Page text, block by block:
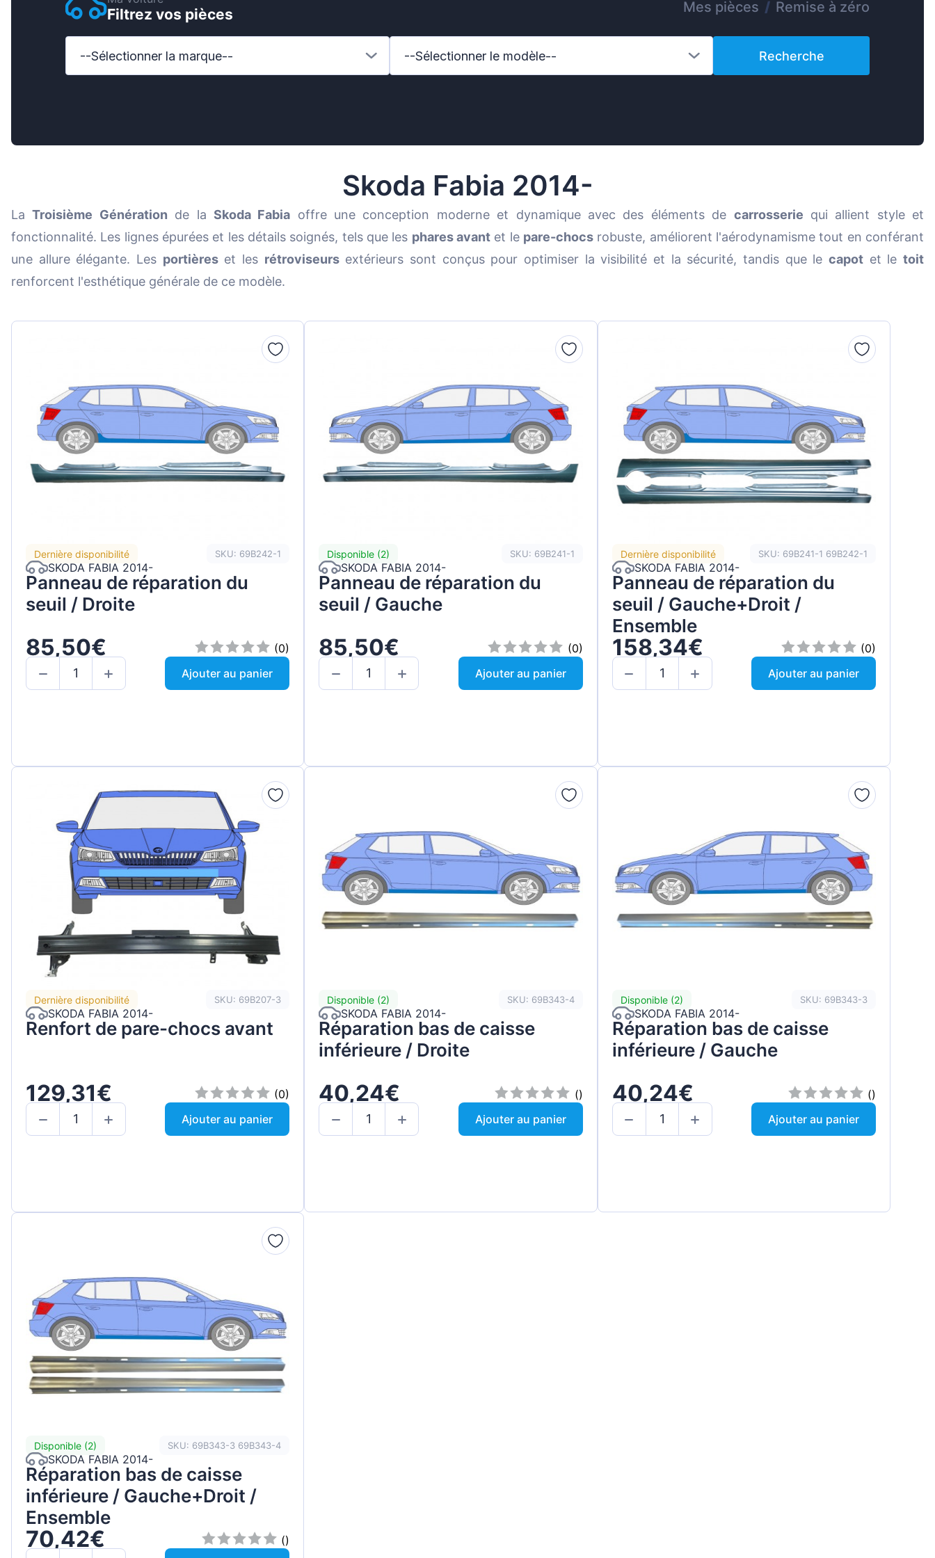
Magyar
Lietuvių
Hrvatski
Hyundai
Mazda
Mercedes-Benz
Peugeot
Renault
Suzuki
Filtrez vos pièces Mes pièces / Remise à zéro
--Sélectionner la marque-- --Sélectionner le modèle-- Recherche
Skoda Fabia 2014-
LaTroisième Génération de la Skoda Fabia offre une conception moderne et dynamique avec des éléments de carrosserie qui allient style et
fonctionnalité. Les lignes épurées et les détails soignés, tels que les phares avant et le pare-chocs robuste, améliorent l'aérodynamisme tout en conférant
une allure élégante. Les portièreset les rétroviseursextérieurs sont conçus pour optimiser la visibilité et la sécurité, tandis que lecapot et letoit
renforcent l'esthétique générale de ce modèle.
Dernière disponibilité SKU: 69B242-1
SKODA FABIA 2014-
Panneau de réparation du
seuil / Droite
85,50€
(0)
Ajouter au panier
Disponible (2) SKU: 69B241-1
SKODA FABIA 2014-
Panneau de réparation du
seuil / Gauche
85,50€
(0)
Ajouter au panier
Dernière disponibilité SKU: 69B241-1 69B242-1
SKODA FABIA 2014-
Panneau de réparation du
seuil / Gauche+Droit /
Ensemble
158,34€
(0)
Ajouter au panier
Dernière disponibilité SKU: 69B207-3
SKODA FABIA 2014-
Renfort de pare-chocs avant
129,31€
(0)
Ajouter au panier
Disponible (2) SKU: 69B343-4
SKODA FABIA 2014-
Réparation bas de caisse
inférieure / Droite
40,24€
()
Ajouter au panier
Disponible (2) SKU: 69B343-3
SKODA FABIA 2014-
Réparation bas de caisse
inférieure / Gauche
40,24€
()
Ajouter au panier
Disponible (2) SKU: 69B343-3 69B343-4
SKODA FABIA 2014-
Réparation bas de caisse
inférieure / Gauche+Droit /
Ensemble
70,42€
()